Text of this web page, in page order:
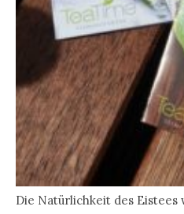
Die Natürlichkeit des Eistees